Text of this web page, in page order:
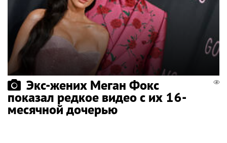
Экс-жених Меган Фокс
показал редкое видео с их 16-
месячной дочерью